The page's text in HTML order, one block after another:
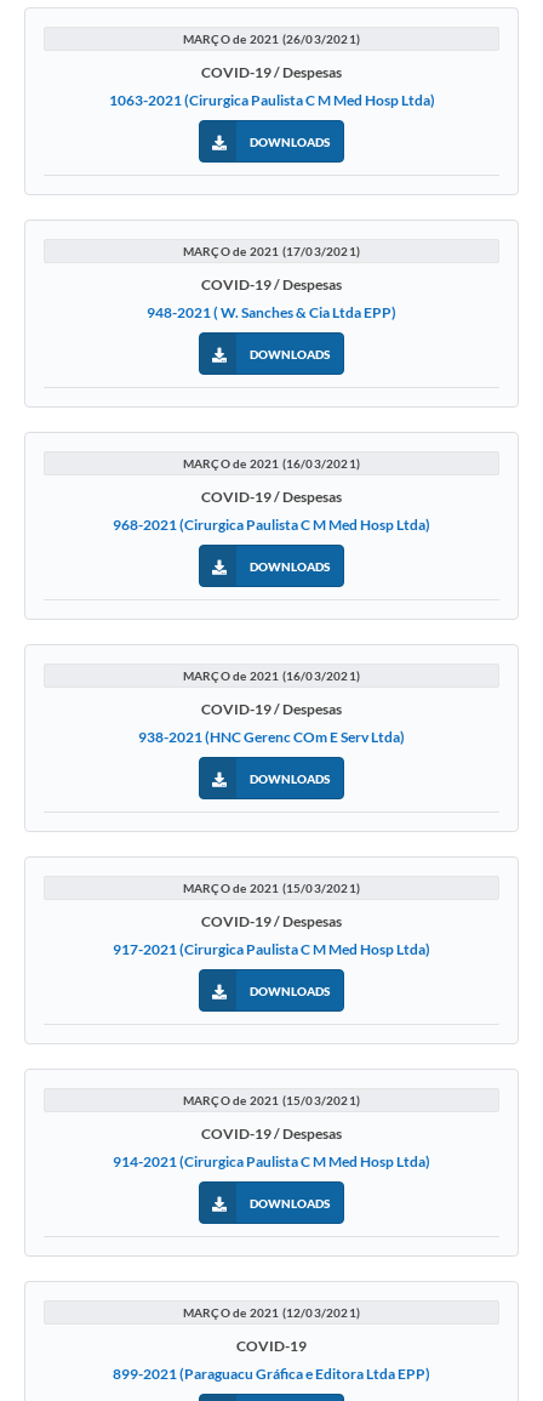
MARÇO de 2021 (26/03/2021)
COVID-19 / Despesas
1063-2021 (Cirurgica Paulista C M Med Hosp Ltda)
DOWNLOADS
MARÇO de 2021 (17/03/2021)
COVID-19 / Despesas
948-2021 ( W. Sanches & Cia Ltda EPP)
DOWNLOADS
MARÇO de 2021 (16/03/2021)
COVID-19 / Despesas
968-2021 (Cirurgica Paulista C M Med Hosp Ltda)
DOWNLOADS
MARÇO de 2021 (16/03/2021)
COVID-19 / Despesas
938-2021 (HNC Gerenc COm E Serv Ltda)
DOWNLOADS
MARÇO de 2021 (15/03/2021)
COVID-19 / Despesas
917-2021 (Cirurgica Paulista C M Med Hosp Ltda)
DOWNLOADS
MARÇO de 2021 (15/03/2021)
COVID-19 / Despesas
914-2021 (Cirurgica Paulista C M Med Hosp Ltda)
DOWNLOADS
MARÇO de 2021 (12/03/2021)
COVID-19
899-2021 (Paraguacu Gráfica e Editora Ltda EPP)